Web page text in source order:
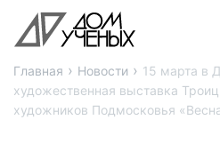
Главная › Новости › 15 марта в
художественная выставка
художников Подмосковья